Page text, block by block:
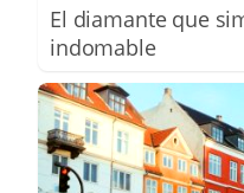
El diamante que
indomable